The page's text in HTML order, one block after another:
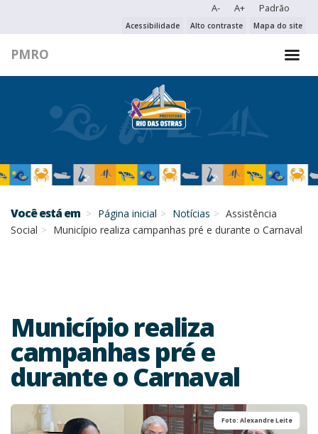
A- A+ Padrão
Acessibilidade Alto contraste Mapa do site
PMRO
PESQUISAR NO PORTAL
PESQUISAR
Você está em Página inicial Notícias
Assistência
Social
Município realiza campanhas pré e durante o Carnaval
Município realiza
campanhas pré e
durante o Carnaval
Foto: Alexandre Leite